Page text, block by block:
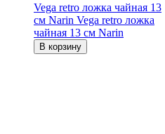
Vega retro ложка чайная 13
см Narin Vega retro ложка
чайная 13 см Narin
В корзину